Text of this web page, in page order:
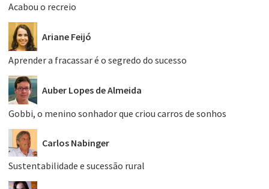
Acabou o recreio
Ariane Feijó
Aprender a fracassar é o segredo do sucesso
Auber Lopes de Almeida
Gobbi, o menino sonhador que criou carros de sonhos
Carlos Nabinger
Sustentabilidade e sucessão rural